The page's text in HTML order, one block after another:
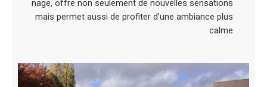
nage, offre non seulement de nouvelles sensations
mais permet aussi de profiter d’une ambiance plus
calme